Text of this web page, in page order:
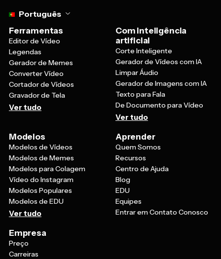
Português
Ferramentas
Editor de Vídeo
Legendas
Gerador de Memes
Converter Vídeo
Cortador de Vídeos
Gravador de Tela
Ver tudo
Com inteligência
artificial
Corte Inteligente
Gerador de Vídeos com IA
Limpar Áudio
Gerador de Imagens com IA
Texto para Fala
De Documento para Vídeo
Ver tudo
Modelos
Modelos de Vídeos
Modelos de Memes
Modelos para Colagem
Vídeo do Instagram
Modelos Populares
Modelos de EDU
Ver tudo
Aprender
Quem Somos
Recursos
Centro de Ajuda
Blog
EDU
Equipes
Entrar em Contato Conosco
Empresa
Preço
Carreiras